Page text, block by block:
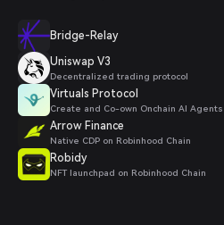
Bridge-Relay
Uniswap V3
Decentralized trading protocol
Virtuals Protocol
Create and Co-own Onchain AI Agents .
Arrow Finance
Native CDP on Robinhood Chain
Robidy
NFT launchpad on Robinhood Chain